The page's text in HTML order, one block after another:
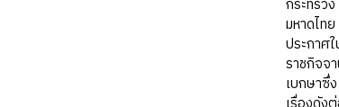
กระทรวง
มหาดไทย
ประกาศ
ราชกิจจ
เบกษาซึ่ง